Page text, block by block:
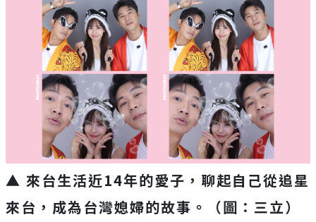
▲ 來台生活近14年的愛子，聊起自己從追星
來台，成為台灣媳婦的故事。（圖：三立）